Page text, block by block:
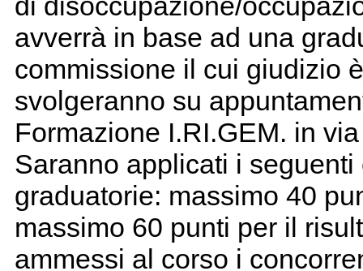
avverrà in base ad una
commissione il cui giudizio
svolgeranno su
Formazione I.RI.GEM. in
Saranno applicati i
graduatorie: massimo 40
massimo 60 punti per il
ammessi al corso i